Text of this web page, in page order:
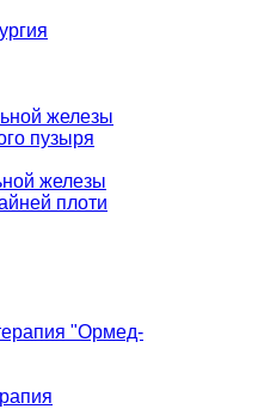
железы
пузыря
железы
плоти
"Ормед-